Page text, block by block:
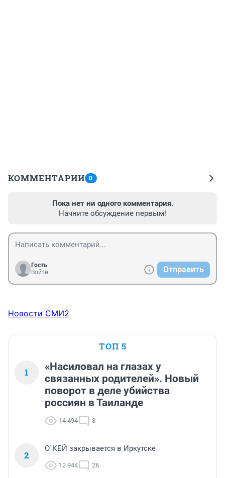
КОММЕНТАРИИ 0
Пока нет ни одного комментария.
Начните обсуждение первым!
Гость
Войти
Отправить
Новости СМИ2
ТОП 5
1
«Насиловал на глазах у
связанных родителей». Новый
поворот в деле убийства
россиян в Таиланде
14 494 8
2
О`КЕЙ закрывается в Иркутске
12 944 26